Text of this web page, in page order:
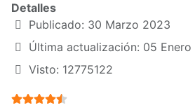
Detalles
Publicado: 30 Marzo 2023
Última actualización: 05
Visto: 12775122
Ratio:4.5/